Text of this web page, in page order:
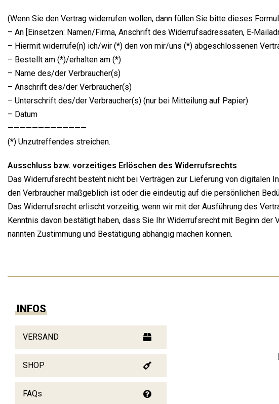
(Wenn Sie den Ver­trag wider­ru­fen wol­len, dann fül­len Sie bit­te die­ses
– An [Ein­set­zen: Namen/Firma, Anschrift des Wider­rufs­adres­sa­ten,
– Hier­mit widerrufe(n) ich/wir (*) den von mir/uns (*) abge­schlos­se­nen
– Bestellt am (*)/erhalten am (*)
– Name des/der Verbraucher(s)
– Anschrift des/der Verbraucher(s)
– Unter­schrift des/der Verbraucher(s) (nur bei Mit­tei­lung auf Papier)
– Datum
—————————————
(*) Unzu­tref­fen­des streichen.
Aus­schluss bzw. vor­zei­ti­ges Erlö­schen des Widerrufsrechts
Das Wider­rufs­recht besteht nicht bei Ver­trä­gen zur Lie­fe­rung von digi­ta­len
den Ver­brau­cher maß­geb­lich ist oder die ein­deu­tig auf die per­sön­li­chen
Das Wider­rufs­recht erlischt vor­zei­tig, wenn wir mit der Aus­füh­rung des
Kennt­nis davon bestä­tigt haben, dass Sie Ihr Wider­rufs­recht mit Beginn
nann­ten Zustim­mung und Bestä­ti­gung abhän­gig machen können.
INFOS
VERSAND
SHOP
FAQs